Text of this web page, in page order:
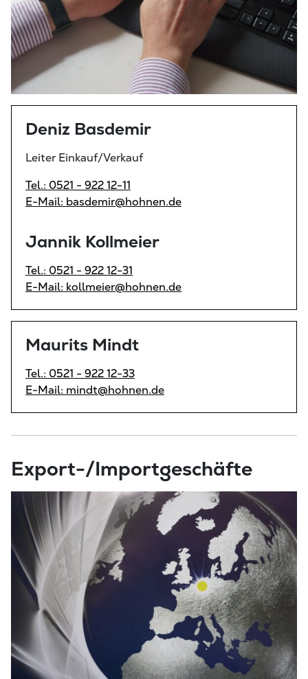
Deniz Basdemir
Leiter Einkauf/Verkauf
Tel.: 0521 - 922 12-11
E-Mail: basdemir@hohnen.de
Jannik Kollmeier
Tel.: 0521 - 922 12-31
E-Mail: kollmeier@hohnen.de
Maurits Mindt
Tel.: 0521 - 922 12-33
E-Mail: mindt@hohnen.de
Export-/Importgeschäfte